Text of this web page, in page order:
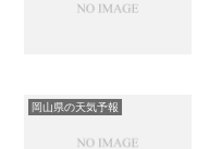
岡山県の天気予報